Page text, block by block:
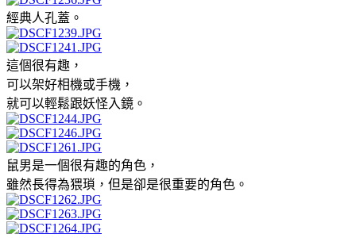
經典人孔蓋。
這個很有趣，
可以架好相機或手機，
就可以輕鬆跟妖怪入鏡。
鼠男是一個很有趣的角色，
雖然長得為猥瑣，但是卻是很重要的角色。